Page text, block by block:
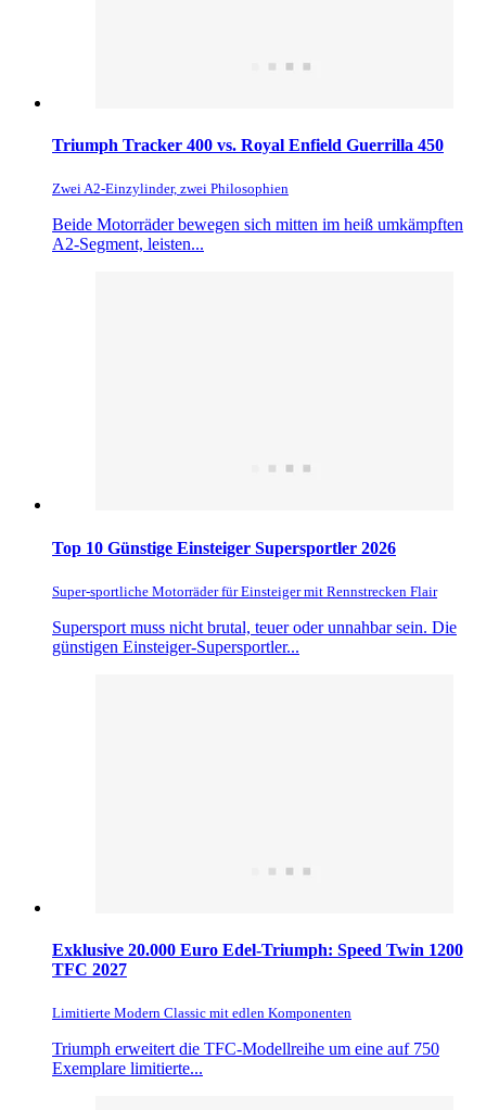
Triumph Tracker 400 vs. Royal Enfield Guerrilla 450
Zwei A2-Einzylinder, zwei Philosophien
Beide Motorräder bewegen sich mitten im heiß umkämpften
A2-Segment, leisten...
Top 10 Günstige Einsteiger Supersportler 2026
Super-sportliche Motorräder für Einsteiger mit Rennstrecken Flair
Supersport muss nicht brutal, teuer oder unnahbar sein. Die
günstigen Einsteiger-Supersportler...
Exklusive 20.000 Euro Edel-Triumph: Speed Twin 1200
TFC 2027
Limitierte Modern Classic mit edlen Komponenten
Triumph erweitert die TFC-Modellreihe um eine auf 750
Exemplare limitierte...